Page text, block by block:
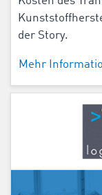
der Story.
Mehr